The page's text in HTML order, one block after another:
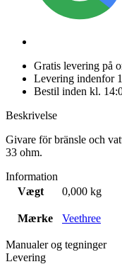
Gratis levering på
Levering indenfor
Bestil inden kl.
Beskrivelse
Givare för bränsle och
33 ohm.
Information
Vægt
0,000 kg
Mærke Veethree
Manualer og tegninger
Levering